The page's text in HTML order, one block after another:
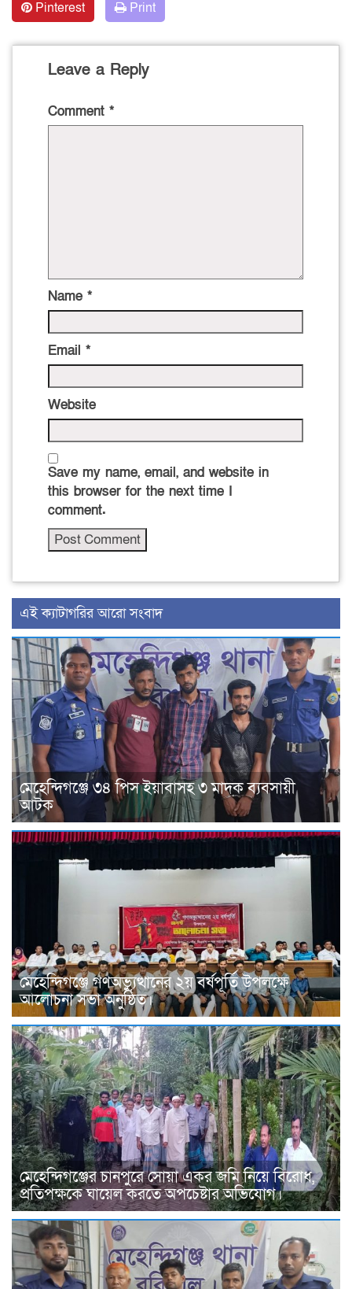
Pinterest Print
Leave a Reply
Comment *
Name *
Email *
Website
Save my name, email, and website in
this browser for the next time I
comment.
‍এই ক্যাটাগরির ‍আরো সংবাদ
মেহেন্দিগঞ্জে ৩৪ পিস ইয়াবাসহ ৩ মাদক ব্যবসায়ী
আটক
মেহেন্দিগঞ্জে গণঅভ্যুত্থানের ২য় বর্ষপূর্তি উপলক্ষে
আলোচনা সভা অনুষ্ঠিত।
মেহেন্দিগঞ্জের চানপুরে সোয়া একর জমি নিয়ে বিরোধ,
প্রতিপক্ষকে ঘায়েল করতে অপচেষ্টার অভিযোগ।